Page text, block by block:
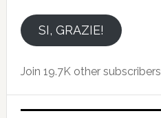
emailSI, GRAZIE!
Join 19.7K other subscribers